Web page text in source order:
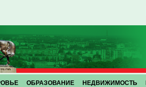
ОБРАЗОВАНИЕ НЕДВИЖИМОСТЬ